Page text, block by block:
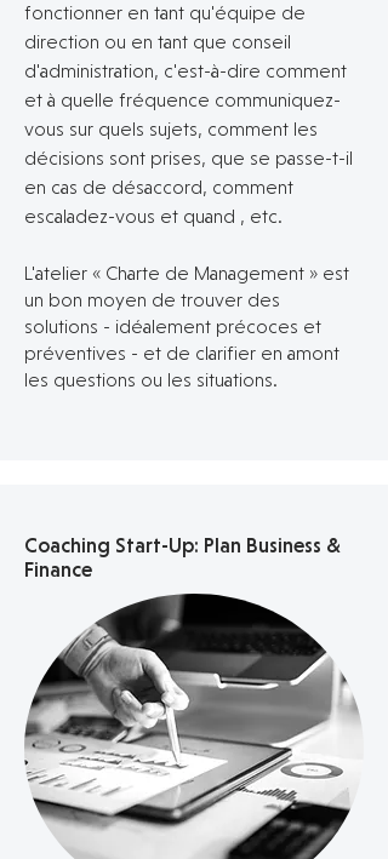
fonctionner en tant qu'équipe de
direction ou en tant que conseil
d'administration, c'est-à-dire comment
et à quelle fréquence communiquez-
vous sur quels sujets, comment les
décisions sont prises, que se passe-t-il
en cas de désaccord, comment
escaladez-vous et quand , etc.
L'atelier « Charte de Management » est
un bon moyen de trouver des
solutions - idéalement précoces et
préventives - et de clarifier en amont
les questions ou les situations.
Coaching Start-Up: Plan Business &
Finance